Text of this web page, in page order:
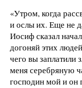
«Утром, когда
и ослы их. Еще не
Иосиф сказал
догоняй этих
чего вы заплатили
меня серебряную
господин мой и он